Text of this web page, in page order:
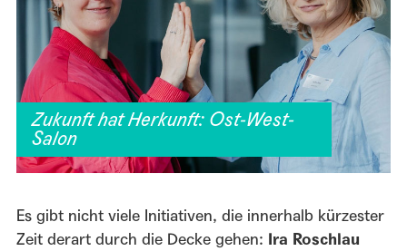
Zukunft hat Herkunft: Ost-West-
Salon
Es gibt nicht viele Initiativen, die innerhalb kürzester
Zeit derart durch die Decke gehen: Ira Roschlau